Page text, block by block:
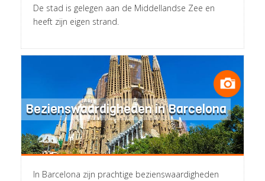
De stad is gelegen aan de Middellandse Zee en
heeft zijn eigen strand.
Bezienswaardigheden in Barcelona
In Barcelona zijn prachtige bezienswaardigheden